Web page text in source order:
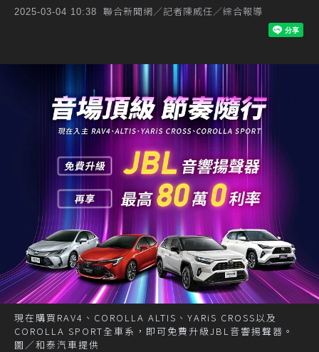
2025-03-04 10:38 聯合新聞網／記者陳威任／綜合報導
現在購買RAV4、COROLLA ALTIS、YARiS CROSS以及
COROLLA SPORT全車系，即可免費升級JBL音響揚聲器。
圖／和泰汽車提供